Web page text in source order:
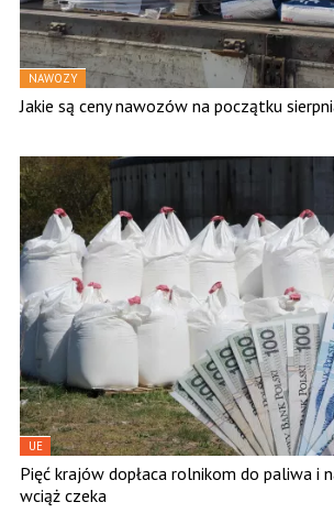
NAWOZY
Jakie są ceny nawozów na początku
UE
Pięć krajów dopłaca rolnikom do paliwa i
wciąż czeka